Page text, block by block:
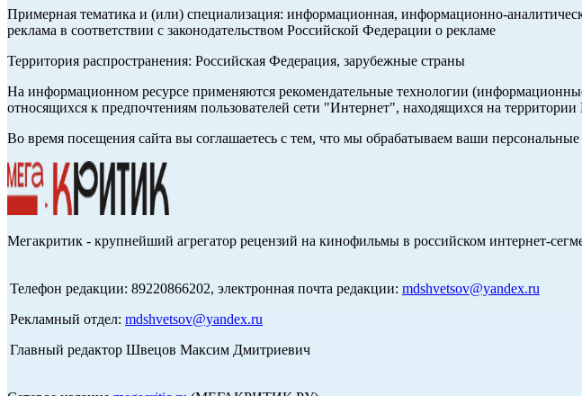
Примерная тематика и (или) специализация: информационная, информационно-
реклама в соответствии с законодательством Российской Федерации о рекламе
Территория распространения: Российская Федерация, зарубежные страны
На информационном ресурсе применяются рекомендательные технологии
относящихся к предпочтениям пользователей сети "Интернет", находящихся на
Во время посещения сайта вы соглашаетесь с тем, что мы обрабатываем ваши
Мегакритик - крупнейший агрегатор рецензий на кинофильмы в российском интернет-
Телефон редакции: 89220866202, электронная почта редакции: mdshvetsov@yandex.ru
Рекламный отдел: mdshvetsov@yandex.ru
Главный редактор Швецов Максим Дмитриевич